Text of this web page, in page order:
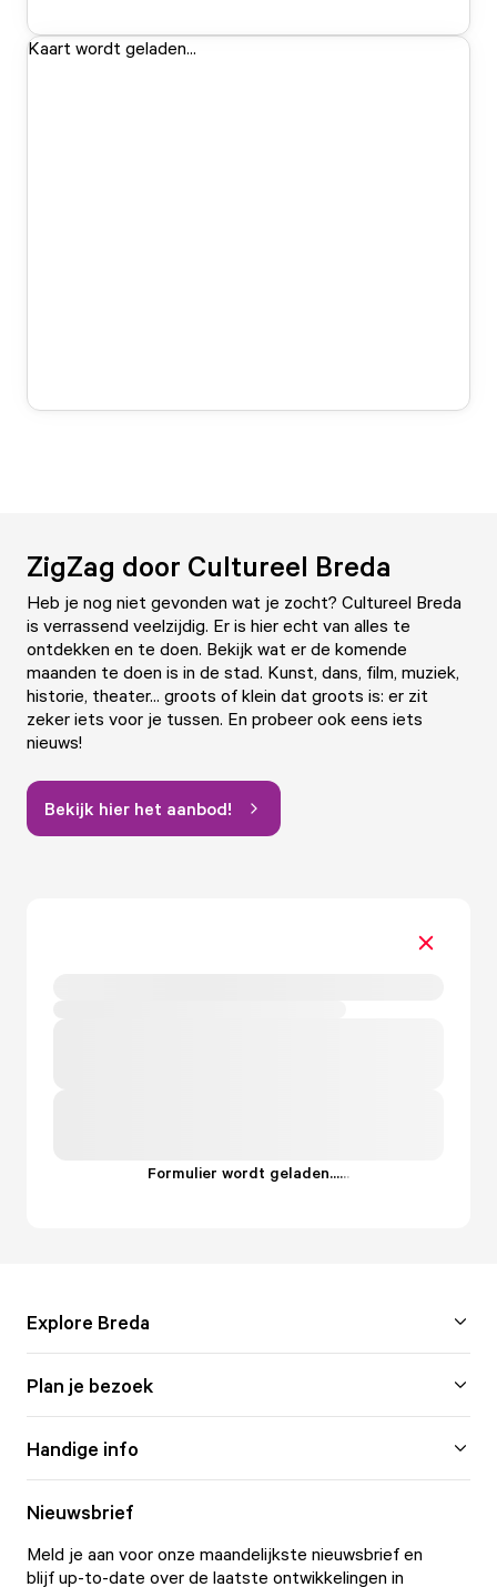
Kaart wordt geladen...
ZigZag door Cultureel Breda
Heb je nog niet gevonden wat je zocht? Cultureel Breda
is verrassend veelzijdig. Er is hier echt van alles te
ontdekken en te doen. Bekijk wat er de komende
maanden te doen is in de stad. Kunst, dans, film, muziek,
historie, theater... groots of klein dat groots is: er zit
zeker iets voor je tussen. En probeer ook eens iets
nieuws!
Bekijk hier het aanbod!
Formulier wordt geladen......
Explore Breda
Plan je bezoek
Handige info
Nieuwsbrief
Meld je aan voor onze maandelijkste nieuwsbrief en
blijf up-to-date over de laatste ontwikkelingen in